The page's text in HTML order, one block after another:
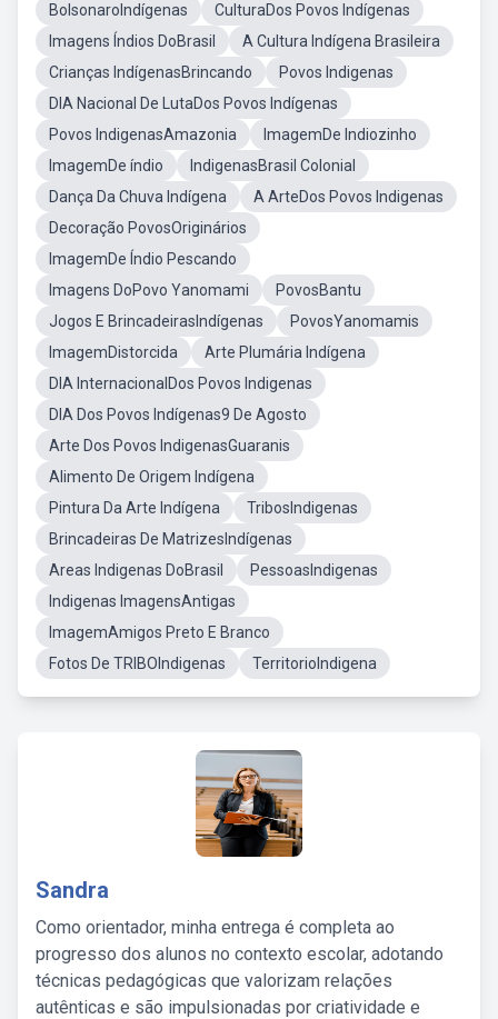
BolsonaroIndígenas
CulturaDos Povos Indígenas
Imagens Índios DoBrasil
A Cultura Indígena Brasileira
Crianças IndígenasBrincando
Povos Indigenas
DIA Nacional De LutaDos Povos Indígenas
Povos IndigenasAmazonia
ImagemDe Indiozinho
ImagemDe índio
IndigenasBrasil Colonial
Dança Da Chuva Indígena
A ArteDos Povos Indigenas
Decoração PovosOriginários
ImagemDe Índio Pescando
Imagens DoPovo Yanomami
PovosBantu
Jogos E BrincadeirasIndígenas
PovosYanomamis
ImagemDistorcida
Arte Plumária Indígena
DIA InternacionalDos Povos Indigenas
DIA Dos Povos Indígenas9 De Agosto
Arte Dos Povos IndigenasGuaranis
Alimento De Origem Indígena
Pintura Da Arte Indígena
TribosIndigenas
Brincadeiras De MatrizesIndígenas
Areas Indigenas DoBrasil
PessoasIndigenas
Indigenas ImagensAntigas
ImagemAmigos Preto E Branco
Fotos De TRIBOIndigenas
TerritorioIndigena
Sandra
Como orientador, minha entrega é completa ao
progresso dos alunos no contexto escolar, adotando
técnicas pedagógicas que valorizam relações
autênticas e são impulsionadas por criatividade e